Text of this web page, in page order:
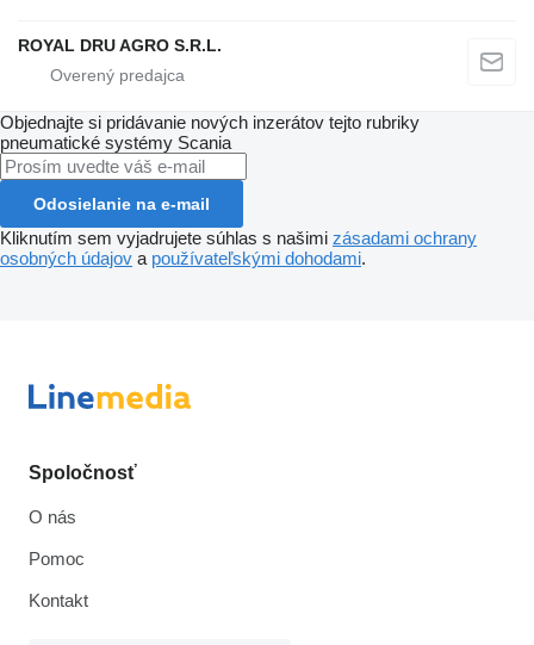
ROYAL DRU AGRO S.R.L.
Objednajte si pridávanie nových inzerátov tejto rubriky
pneumatické systémy Scania
Odosielanie na e-mail
Kliknutím sem vyjadrujete súhlas s našimi zásadami ochrany
osobných údajov a používateľskými dohodami.
Spoločnosť
O nás
Pomoc
Kontakt